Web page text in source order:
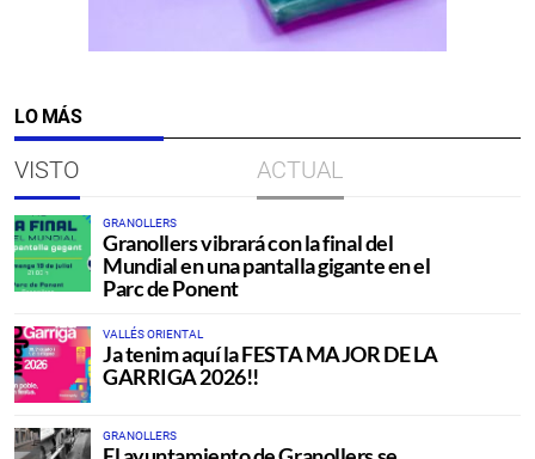
LO MÁS
VISTO ACTUAL
GRANOLLERS
Granollers vibrará con la final del
Mundial en una pantalla gigante en el
Parc de Ponent
VALLÉS ORIENTAL
Ja tenim aquí la FESTA MAJOR DE LA
GARRIGA 2026!!
GRANOLLERS